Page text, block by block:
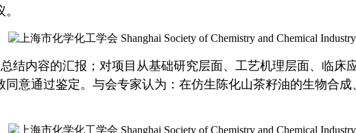
。
结内容的汇报；对项目从基础研究层面、工艺机理层面、临床
意通过鉴定。与会专家认为：在仿生陈化山茶籽油的生物合